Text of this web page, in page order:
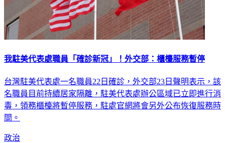
我駐美代表處職員「確診新冠」！外交部：櫃檯服務暫停
台灣駐美代表處一名職員22日確診，外交部23日聲明表示，該
名職員目前持續居家隔離，駐美代表處辦公區域已立即進行消
毒，領務櫃檯將暫停服務，駐處官網將會另外公布恢復服務時
間。
政治